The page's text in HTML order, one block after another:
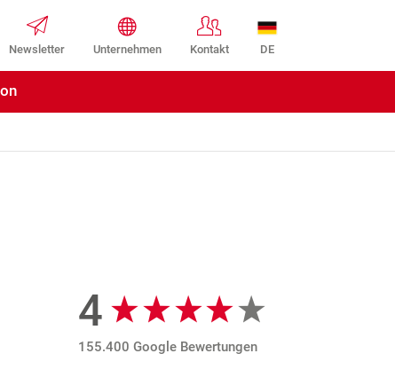
DE
Newsletter Unternehmen Kontakt
Google Bewertungen
4
155.400 Google Bewertungen